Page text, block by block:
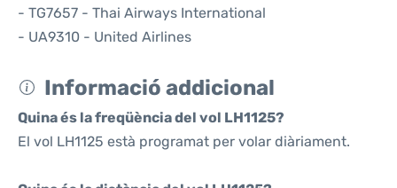
- TG7657 - Thai Airways International
- UA9310 - United Airlines
Informació addicional
Quina és la freqüència del vol LH1125?
El vol LH1125 està programat per volar diàriament.